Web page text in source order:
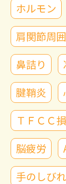
ホルモン
肩関節周
鼻詰り
腱鞘炎
ＴＦＣＣ
脳疲労
手のしびれ